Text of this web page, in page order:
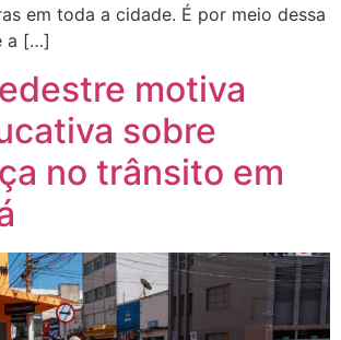
em toda a cidade. É por meio dessa
a […]
motiva
sobre
no trânsito em